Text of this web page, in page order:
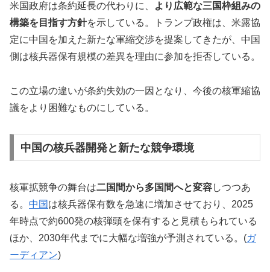
米国政府は条約延長の代わりに、
より広範な三国枠組みの
構築を目指す方針を示している。トランプ政権は、米露協
定に中国を加えた新たな軍縮交渉を提案してきたが、中国
側は核兵器保有規模の差異を理由に参加を拒否している。
この立場の違いが条約失効の一因となり、今後の核軍縮協
議をより困難なものにしている。
中国の核兵器開発と新たな競争環境
核軍拡競争の舞台は二国間から多国間へと変容しつつあ
る。 中国 は核兵器保有数を急速に増加させており、2025
年時点で約600発の核弾頭を保有すると見積もられている
ほか、2030年代までに大幅な増強が予測されている。(ガ
ーディアン)